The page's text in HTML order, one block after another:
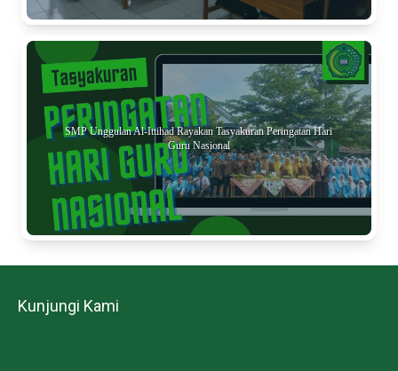
SMP Unggulan Al-Ittihad Rayakan Tasyakuran Peringatan Hari
Guru Nasional
Kunjungi Kami